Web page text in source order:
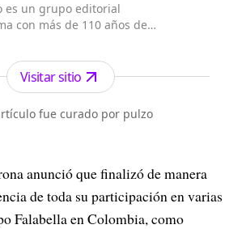
es un grupo editorial
con más de 110 años de
en la ciudad de Medellín en
el 6 de febrero de 1912 por
Pérez, se ha especializado en
y generación de contenidos
diferentes plataformas en las
a...
Visitar sitio
fue curado por pulzo
anunció que finalizó de manera
de toda su participación en varias
Falabella en Colombia, como